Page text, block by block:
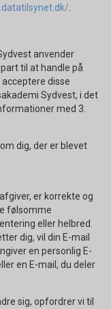
anvender
til at handle på
disse
Sydvest, i det
med 3.
dig, der er blevet
er korrekte og
følsomme
eller helbred.
dig, vil din E-mail
en personlig E-
en E-mail, du deler
sig, opfordrer vi til